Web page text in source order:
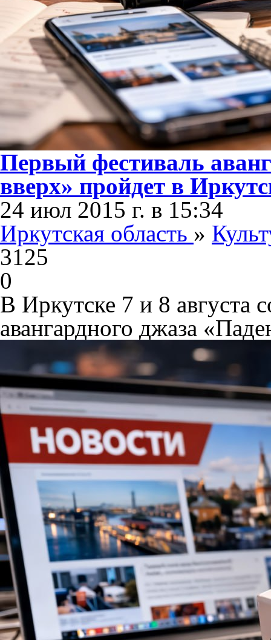
Первый фестиваль
вверх» пройдет в
24 июл 2015 г. в 15:34
Иркутская область »
3125
0
В Иркутске 7 и 8 августа
авангардного джаза